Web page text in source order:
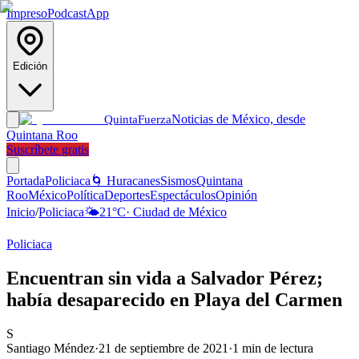
ImpresoPodcastApp
Edición
QuintaFuerzaNoticias de México, desde
Quintana Roo
Suscríbete gratis
PortadaPoliciaca 🌀 HuracanesSismosQuintana
RooMéxicoPolíticaDeportesEspectáculosOpinión
Inicio/Policiaca🌤️21°C· Ciudad de México
Policiaca
Encuentran sin vida a Salvador Pérez;
había desaparecido en Playa del Carmen
S
Santiago Méndez·21 de septiembre de 2021 ·1 min de lectura